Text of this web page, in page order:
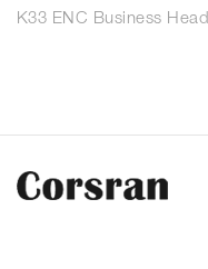
ENC Business Headset